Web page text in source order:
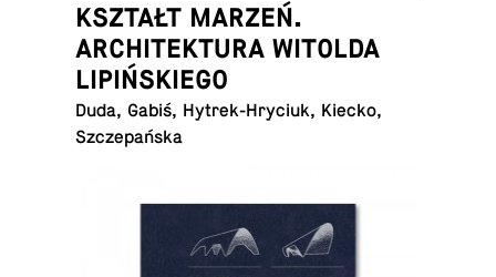
KSZTAŁT MARZEŃ.
ARCHITEKTURA WITOLDA
LIPIŃSKIEGO
Duda, Gabiś, Hy­trek-Hry­ciuk, Kiecko,
Szczepańska